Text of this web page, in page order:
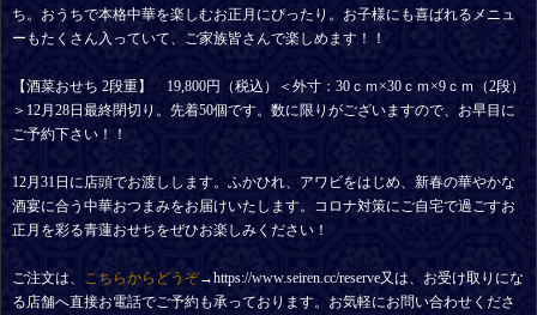
ち。おうちで本格中華を楽しむお正月にぴったり。お子様にも喜ばれるメニュ
ーもたくさん入っていて、ご家族皆さんで楽しめます！！
【酒菜おせち 2段重】 19,800円（税込）＜外寸：30ｃｍ×30ｃｍ×9ｃｍ（2段）
＞12月28日最終閉切り。先着50個です。数に限りがございますので、お早目に
ご予約下さい！！
12月31日に店頭でお渡しします。ふかひれ、アワビをはじめ、新春の華やかな
酒宴に合う中華おつまみをお届けいたします。コロナ対策にご自宅で過ごすお
正月を彩る青蓮おせちをぜひお楽しみください！
ご注文は、 こちらからどうぞ→https://www.seiren.cc/reserve又は、お受け取りにな
る店舗へ直接お電話でご予約も承っております。お気軽にお問い合わせくださ